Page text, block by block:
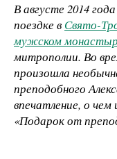
В августе 2014
поездке в Свято-
мужском
митрополии. Во
произошла
преподобного
впечатление, о чем
«Подарок от